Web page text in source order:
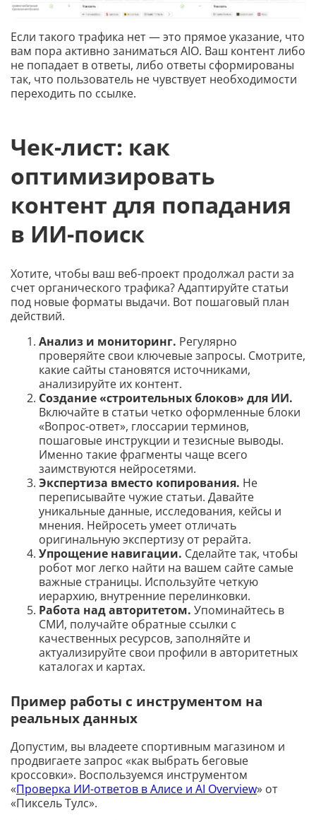
Если такого трафика нет — это прямое указание, что
вам пора активно заниматься AIO. Ваш контент либо
не попадает в ответы, либо ответы сформированы
так, что пользователь не чувствует необходимости
переходить по ссылке.
Чек-лист: как
оптимизировать
контент для попадания
в ИИ-поиск
Хотите, чтобы ваш веб-проект продолжал расти за
счет органического трафика? Адаптируйте статьи
под новые форматы выдачи. Вот пошаговый план
действий.
Анализ и мониторинг. Регулярно
проверяйте свои ключевые запросы. Смотрите,
какие сайты становятся источниками,
анализируйте их контент.
Создание «строительных блоков» для ИИ.
Включайте в статьи четко оформленные блоки
«Вопрос-ответ», глоссарии терминов,
пошаговые инструкции и тезисные выводы.
Именно такие фрагменты чаще всего
заимствуются нейросетями.
Экспертиза вместо копирования. Не
переписывайте чужие статьи. Давайте
уникальные данные, исследования, кейсы и
мнения. Нейросеть умеет отличать
оригинальную экспертизу от рерайта.
Упрощение навигации. Сделайте так, чтобы
робот мог легко найти на вашем сайте самые
важные страницы. Используйте четкую
иерархию, внутренние перелинковки.
Работа над авторитетом. Упоминайтесь в
СМИ, получайте обратные ссылки с
качественных ресурсов, заполняйте и
актуализируйте свои профили в авторитетных
каталогах и картах.
Пример работы с инструментом на
реальных данных
Допустим, вы владеете спортивным магазином и
продвигаете запрос «как выбрать беговые
кроссовки». Воспользуемся инструментом
«Проверка ИИ-ответов в Алисе и AI Overview» от
«Пиксель Тулс».